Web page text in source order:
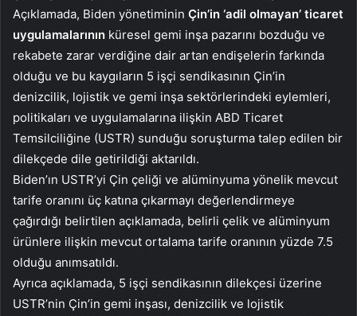
Açıklamada, Biden yönetiminin Çin’in ‘adil olmayan’ ticaret
uygulamalarının küresel gemi inşa pazarını bozduğu ve
rekabete zarar verdiğine dair artan endişelerin farkında
olduğu ve bu kaygıların 5 işçi sendikasının Çin’in
denizcilik, lojistik ve gemi inşa sektörlerindeki eylemleri,
politikaları ve uygulamalarına ilişkin ABD Ticaret
Temsilciliğine (USTR) sunduğu soruşturma talep edilen bir
dilekçede dile getirildiği aktarıldı.
Biden’ın USTR’yi Çin çeliği ve alüminyuma yönelik mevcut
tarife oranını üç katına çıkarmayı değerlendirmeye
çağırdığı belirtilen açıklamada, belirli çelik ve alüminyum
ürünlere ilişkin mevcut ortalama tarife oranının yüzde 7.5
olduğu anımsatıldı.
Ayrıca açıklamada, 5 işçi sendikasının dilekçesi üzerine
USTR’nin Çin’in gemi inşası, denizcilik ve lojistik